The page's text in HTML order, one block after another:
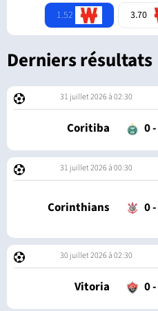
1.52 3.70
Derniers résultats
31 juillet 2026 à 02:30
Coritiba 0-
31 juillet 2026 à 00:30
Corinthians 0-
30 juillet 2026 à 02:30
Vitoria 0-